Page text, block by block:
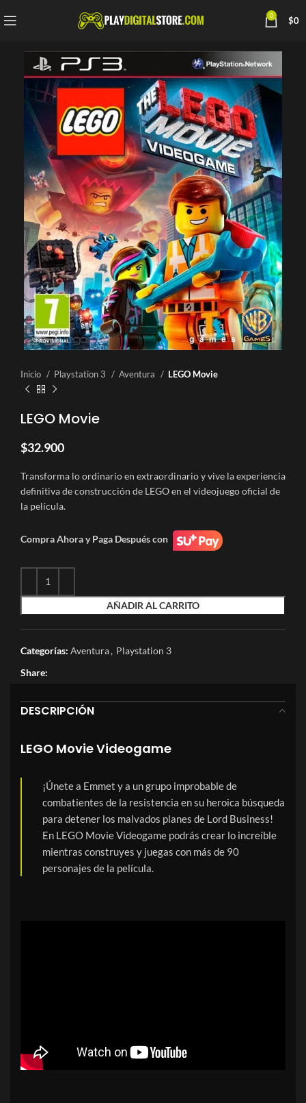
0 $0
Inicio Playstation 3 Aventura LEGO Movie
LEGO Movie
$32.900
Transforma lo ordinario en extraordinario y vive la experiencia
definitiva de construcción de LEGO en el videojuego oficial de
la película.
Compra Ahora y Paga Después con
AÑADIR AL CARRITO
Categorías: Aventura, Playstation 3
Share:
DESCRIPCIÓN
LEGO Movie Videogame
¡Únete a Emmet y a un grupo improbable de
combatientes de la resistencia en su heroica búsqueda
para detener los malvados planes de Lord Business!
En LEGO Movie Videogame podrás crear lo increíble
mientras construyes y juegas con más de 90
personajes de la película.